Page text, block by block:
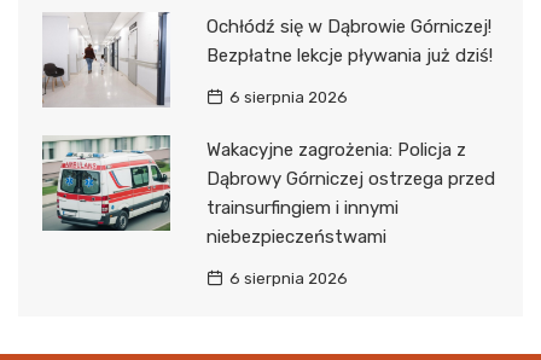
Ochłódź się w Dąbrowie Górniczej!
Bezpłatne lekcje pływania już dziś!
6 sierpnia 2026
Wakacyjne zagrożenia: Policja z
Dąbrowy Górniczej ostrzega przed
trainsurfingiem i innymi
niebezpieczeństwami
6 sierpnia 2026